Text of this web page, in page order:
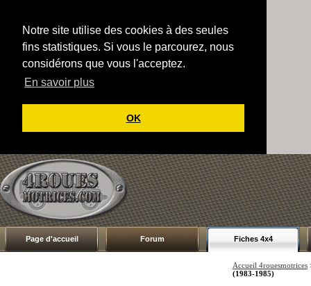
Notre site utilise des cookies à des seules
fins statistiques. Si vous le parcourez, nous
considérons que vous l'acceptez.
En savoir plus
OK
Page d'accueil Forum Fiches 4x4
Accueil 4rouesmotrices
(1983-1985)